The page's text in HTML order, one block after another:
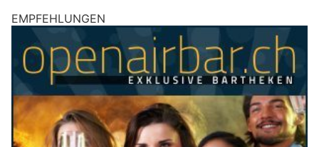
EMPFEHLUNGEN